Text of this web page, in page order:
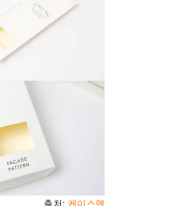
출처:케이스맨